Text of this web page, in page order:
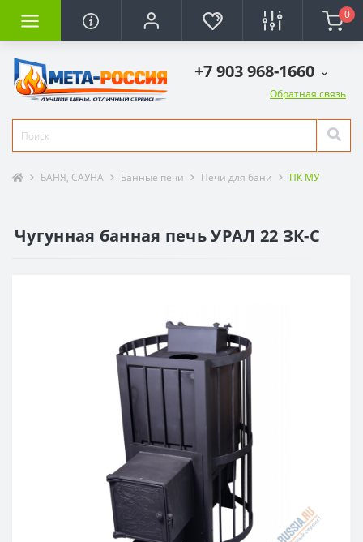
0
+7 903 968-1660
Обратная связь
БАНЯ, САУНА Банные печи Печи для бани ПК МУ
Чугунная банная печь УРАЛ 22 ЗК-С